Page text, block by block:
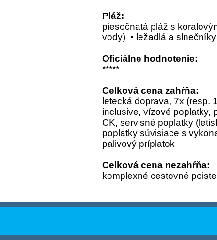
Pláž:
piesočnatá pláž s
vody) • ležadlá a
Oficiálne hodnotenie:
*****
Celková cena zahŕňa:
letecká doprava, 7x (resp.
inclusive, vízové poplatky,
CK, servisné poplatky
poplatky súvisiace s
palivový príplatok
Celková cena nezahŕňa:
komplexné cestovné